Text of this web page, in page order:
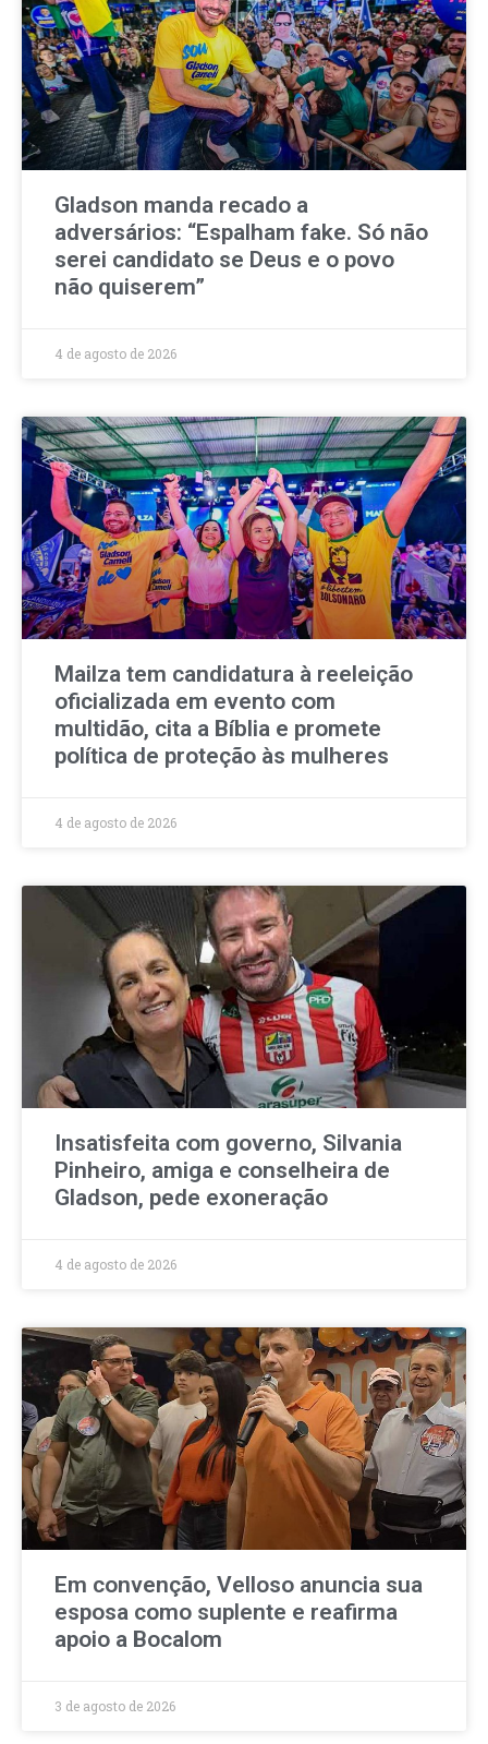
Gladson manda recado a
adversários: “Espalham fake. Só não
serei candidato se Deus e o povo
não quiserem”
4 de agosto de 2026
Mailza tem candidatura à reeleição
oficializada em evento com
multidão, cita a Bíblia e promete
política de proteção às mulheres
4 de agosto de 2026
Insatisfeita com governo, Silvania
Pinheiro, amiga e conselheira de
Gladson, pede exoneração
4 de agosto de 2026
Em convenção, Velloso anuncia sua
esposa como suplente e reafirma
apoio a Bocalom
3 de agosto de 2026